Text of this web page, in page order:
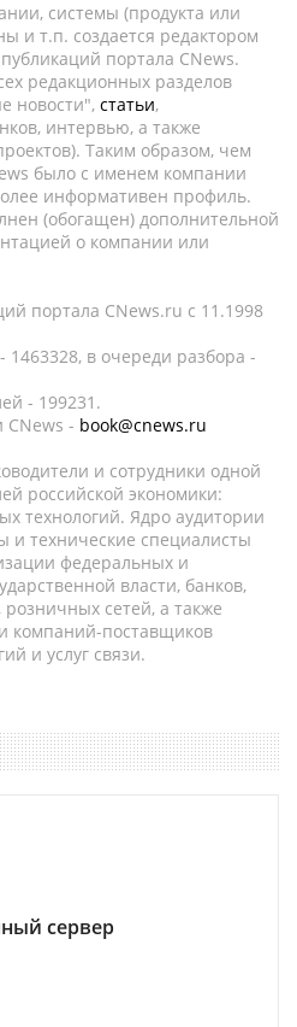
системы (продукта или
и т.п. создается редактором
портала CNews.
редакционных разделов
новости", статьи,
интервью, а также
Таким образом, чем
было с именем компании
информативен профиль.
(обогащен) дополнительной
о компании или
портала CNews.ru c 11.1998
в очереди разбора -
- 199231.
CNews - book@cnews.ru
и сотрудники одной
российской экономики:
технологий. Ядро аудитории
и технические специалисты
федеральных и
власти, банков,
сетей, а также
компаний-поставщиков
и услуг связи.
сервер